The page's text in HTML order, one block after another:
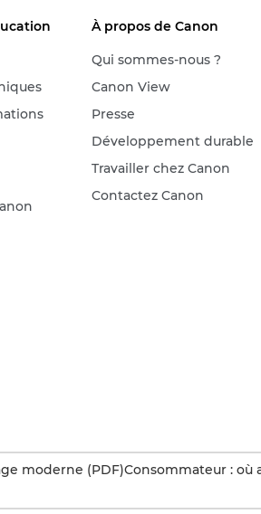
À propos de Canon
Qui sommes-nous ?
Canon View
Presse
Développement durable
Travailler chez Canon
Contactez Canon
moderne (PDF)Consommateur : où